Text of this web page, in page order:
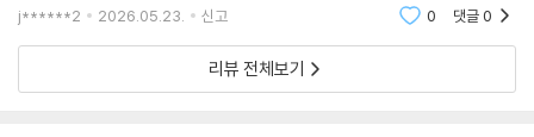
그저 귀여운 동물 친구들의 씩씩한 학교 탐방기인 줄만 알
았지만 책장을 넘길수록 이 이야기는 '가족의 진짜 의
미'와 '아이들이 가진 단단한 내면의 힘'을 말하
j******2 2026.05.23. 신고 0 댓글0
리뷰 전체보기